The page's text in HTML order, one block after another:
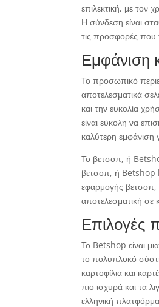
επιλεκτική, με τον
Η σύνδεση είναι
τις προσφορές που
Εμφάνιση
Το προσωπικό
αποτελεσματικά
και την ευκολία
είναι εύκολη να
καλύτερη εμφάνιση
Το βετσοπ, ή
βετσοπ, ή Betshop
εφαρμογής βετσοπ,
αποτελεσματική σε
Επιλογές
Το Betshop είναι
το πολυπλοκό
καρτοφίλια και
πιο ισχυρά και τα
ελληνική